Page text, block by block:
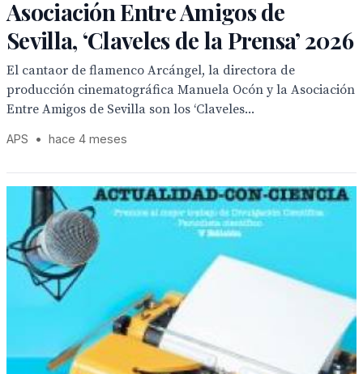
Asociación Entre Amigos de
Sevilla, ‘Claveles de la Prensa’ 2026
El cantaor de flamenco Arcángel, la directora de
producción cinematográfica Manuela Ocón y la Asociación
Entre Amigos de Sevilla son los ‘Claveles...
APS • hace 4 meses